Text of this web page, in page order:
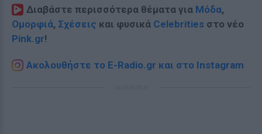
Διαβάστε περισσότερα θέματα για Μόδα,
Ομορφιά, Σχέσεις και φυσικά Celebrities στο νέο
Pink.gr!
Ακολουθήστε το E-Radio.gr και στο Instagram